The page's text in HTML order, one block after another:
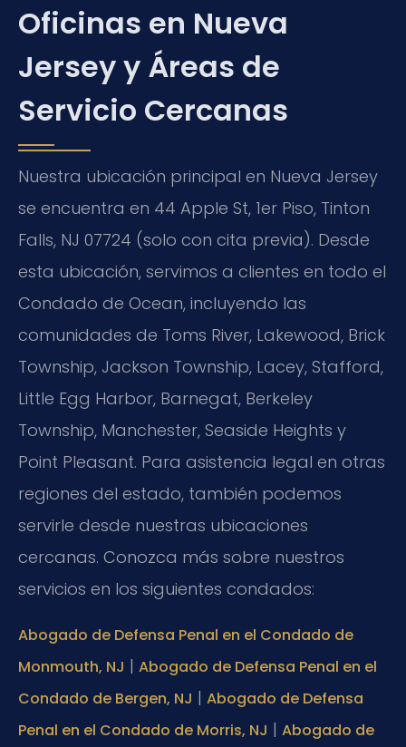
Oficinas en Nueva
Jersey y Áreas de
Servicio Cercanas
Nuestra ubicación principal en Nueva Jersey
se encuentra en 44 Apple St, 1er Piso, Tinton
Falls, NJ 07724 (solo con cita previa). Desde
esta ubicación, servimos a clientes en todo el
Condado de Ocean, incluyendo las
comunidades de Toms River, Lakewood, Brick
Township, Jackson Township, Lacey, Stafford,
Little Egg Harbor, Barnegat, Berkeley
Township, Manchester, Seaside Heights y
Point Pleasant. Para asistencia legal en otras
regiones del estado, también podemos
servirle desde nuestras ubicaciones
cercanas. Conozca más sobre nuestros
servicios en los siguientes condados:
Abogado de Defensa Penal en el Condado de
Monmouth, NJ | Abogado de Defensa Penal en el
Condado de Bergen, NJ | Abogado de Defensa
Penal en el Condado de Morris, NJ | Abogado de